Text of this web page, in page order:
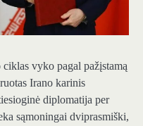
vyko pagal pažįstamą
Irano karinis
diplomatija per
sąmoningai dviprasmiški,